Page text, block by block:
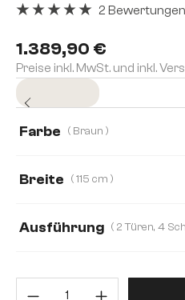
1.389,90 €
Preise inkl. MwSt. und inkl.
2 Bewertungen
Farbe ( Braun )
Breite ( 115 cm )
Ausführung